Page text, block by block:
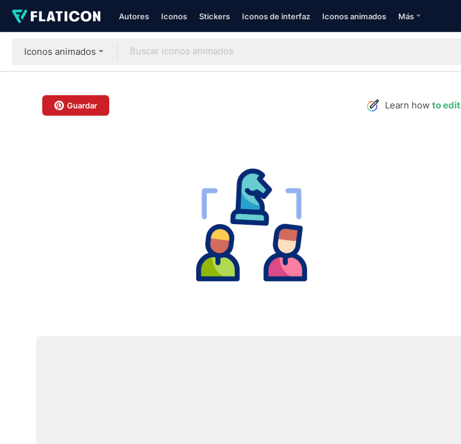
Autores Iconos Stickers Iconos de interfaz Iconos animados Más
Iconos animados
Guardar Learn how to edit